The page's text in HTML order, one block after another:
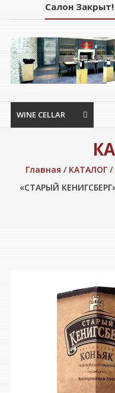
дегустации
Салон
WINE CELLAR
Главная / КАТАЛОГ /
«СТАРЫЙ